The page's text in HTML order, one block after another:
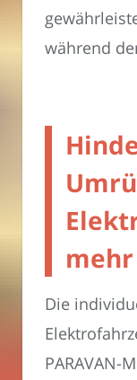
während
Die
PARAVAN-